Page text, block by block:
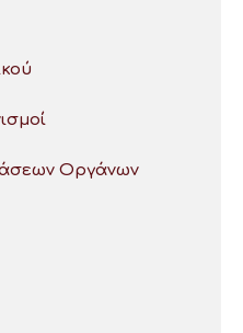
Οργάνων